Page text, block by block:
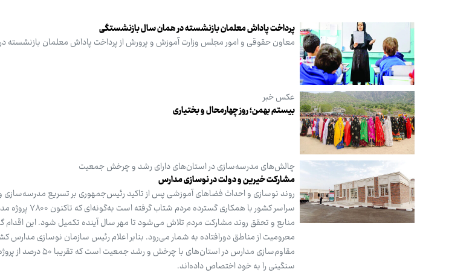
پرداخت پاداش معلمان بازنشسته در همان سال بازنشستگی
معاون حقوقی و امور مجلس وزارت آموزش و پرورش از پرداخت پاداش معلمان بازنشسته
عکس خبر
بیستم بهمن؛ روز چهارمحال و بختیاری
چالش‌های مدرسه‌سازی در استان‌های دارای رشد و چرخش جمعیت
مشارکت خیرین و دولت در نوسازی مدارس
روند نوسازی و احداث فضاهای آموزشی پس از تاکید رئیس‌جمهوری بر تسریع مدرسه‌سازی و
سراسر کشور با
منابع و تحقق روند مشارکت مردم تلاش می‌شود تا مهر سال آینده تکمیل شود. این اقدام
محرومیت از مناطق دورافتاده به شمار می‌رود. بنابر اعلام رئیس سازمان نوسازی مدارس
مقاوم‌سازی مدارس در
سنگینی را به خود اختصاص داده‌اند.